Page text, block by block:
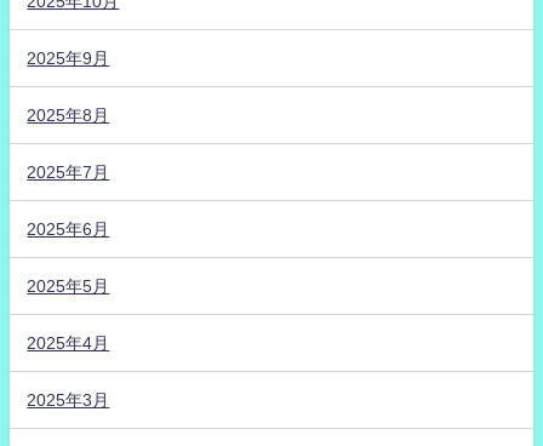
2025年9月
2025年8月
2025年7月
2025年6月
2025年5月
2025年4月
2025年3月